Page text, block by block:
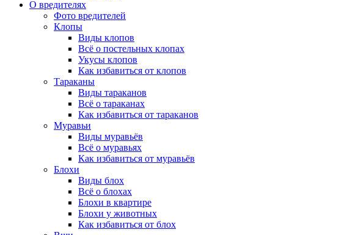
О вредителях
Фото вредителей
Клопы
Виды клопов
Всё о постельных клопах
Укусы клопов
Как избавиться от клопов
Тараканы
Виды тараканов
Всё о тараканах
Как избавиться от тараканов
Муравьи
Виды муравьёв
Всё о муравьях
Как избавиться от муравьёв
Блохи
Виды блох
Всё о блохах
Блохи в квартире
Блохи у животных
Как избавиться от блох